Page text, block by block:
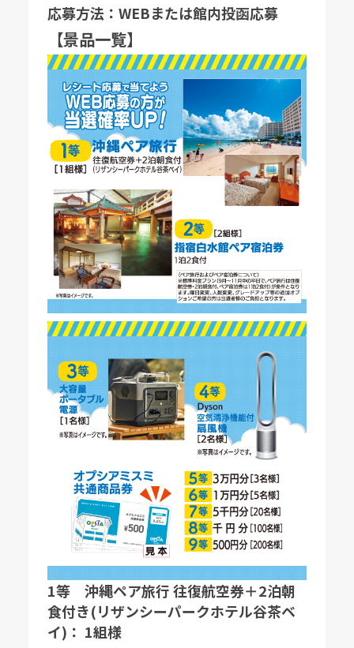
応募方法：WEBまたは館内投函応募
【景品一覧】
1等 沖縄ペア旅行 往復航空券＋2泊朝
食付き(リザンシーパークホテル谷茶ベ
イ)： 1組様